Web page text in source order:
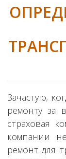
Зачастую,
ремонту за
страховая
компании
ремонт для